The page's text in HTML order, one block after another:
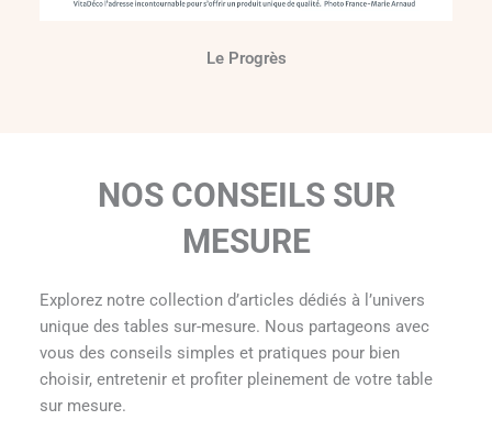
Le Progrès
NOS CONSEILS SUR
MESURE
Explorez notre collection d’articles dédiés à l’univers
unique des tables sur-mesure. Nous partageons avec
vous des conseils simples et pratiques pour bien
choisir, entretenir et profiter pleinement de votre table
sur mesure.